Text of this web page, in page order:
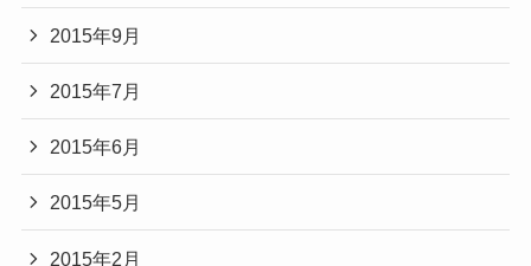
2015年9月
2015年7月
2015年6月
2015年5月
2015年2月